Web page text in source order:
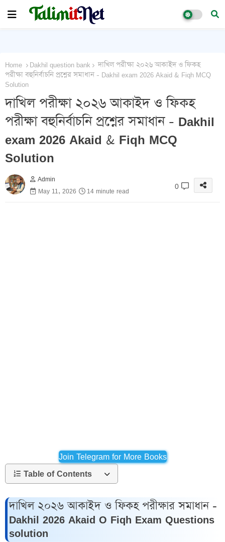
Home Dakhil question bank
দাখিল পরীক্ষা ২০২৬ আকাইদ ও ফিকহ
পরীক্ষা বহুনির্বাচনি প্রশ্নের সমাধান - Dakhil exam 2026 Akaid & Fiqh MCQ
Solution
দাখিল পরীক্ষা ২০২৬ আকাইদ ও ফিকহ
পরীক্ষা বহুনির্বাচনি প্রশ্নের সমাধান - Dakhil
exam 2026 Akaid & Fiqh MCQ
Solution
Admin
May 11, 2026
14 minute read 0
Join Telegram for More Books
Table of Contents
দাখিল ২০২৬ আকাইদ ও ফিকহ পরীক্ষার সমাধান -
Dakhil 2026 Akaid O Fiqh Exam Questions
solution